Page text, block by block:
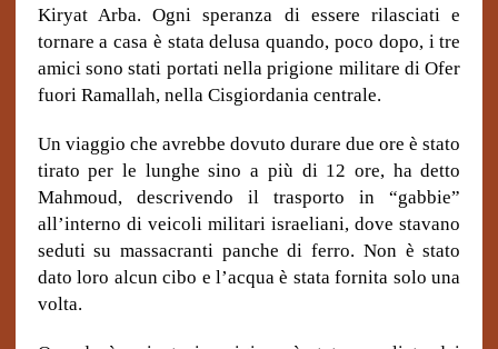
Kiryat Arba. Ogni speranza di essere rilasciati e
tornare a casa è stata delusa quando, poco dopo, i tre
amici sono stati portati nella prigione militare di Ofer
fuori Ramallah, nella Cisgiordania centrale.
Un viaggio che avrebbe dovuto durare due ore è stato
tirato per le lunghe sino a più di 12 ore, ha detto
Mahmoud, descrivendo il trasporto in “gabbie”
all’interno di veicoli militari israeliani, dove stavano
seduti su massacranti panche di ferro. Non è stato
dato loro alcun cibo e l’acqua è stata fornita solo una
volta.